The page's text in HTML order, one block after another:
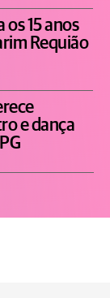
os 15 anos
Requião
e dança